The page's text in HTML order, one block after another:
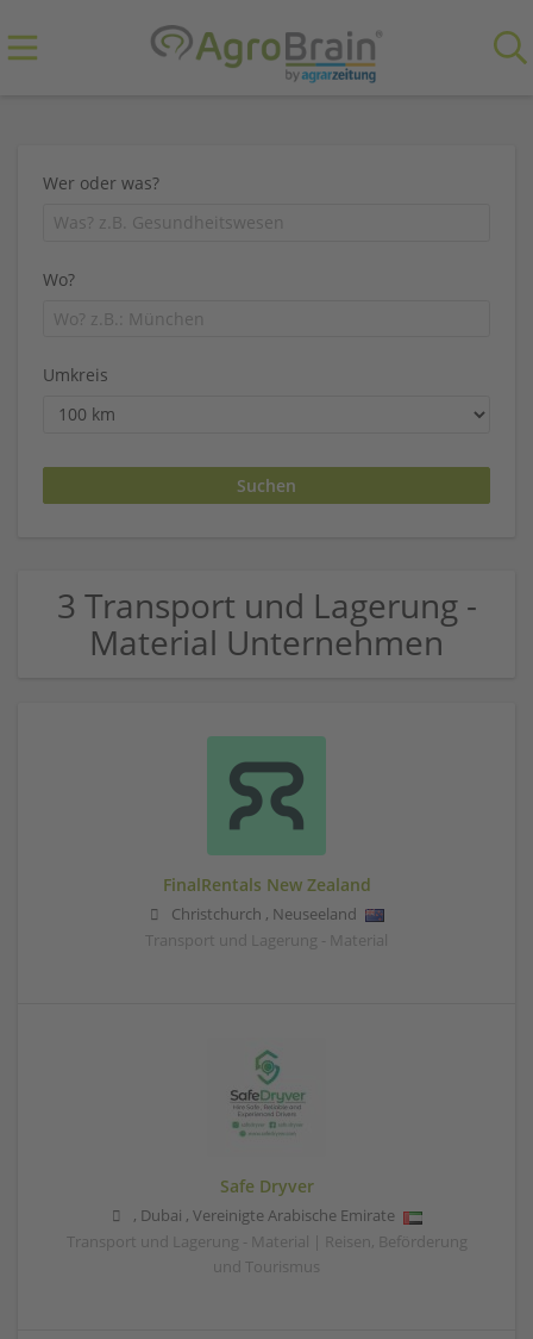
Wer oder was?
Wo?
Umkreis
3 Transport und Lagerung -
Material Unternehmen
FinalRentals New Zealand
Christchurch , Neuseeland
Transport und Lagerung - Material
Safe Dryver
, Dubai , Vereinigte Arabische Emirate
Transport und Lagerung - Material | Reisen, Beförderung
und Tourismus